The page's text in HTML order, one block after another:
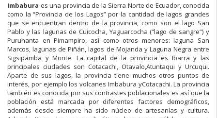
Imbabura es una provincia de la Sierra Norte de Ecuador, conocida
como la “Provincia de los Lagos” por la cantidad de lagos grandes
que se encuentran dentro de la provincia, como son el lago San
Pablo y las lagunas de Cuicocha, Yaguarcocha (“lago de sangre”) y
Puruhanta en Pimampiro, así como otros menores: laguna San
Marcos, lagunas de Piñán, lagos de Mojanda y Laguna Negra entre
Sigsipamba y Monte. La capital de la provincia es Ibarra y las
principales ciudades son Cotacachi, Otavalo,Atuntaqui y Urcuqui.
Aparte de sus lagos, la provincia tiene muchos otros puntos de
interés, por ejemplo los volcanes Imbabura yCotacachi. La provincia
también es conocida por sus contrastes poblacionales es así que la
población está marcada por diferentes factores demográficos,
además desde siempre ha sido núcleo de artesanías y cultura.